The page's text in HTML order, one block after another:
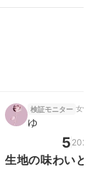
検証モニター 女性
ゆ
5
生地の味わいと